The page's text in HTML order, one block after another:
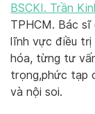
BSCKI. Trần
TPHCM. Bác sĩ
lĩnh vực điều trị
hóa, từng tư
trọng,phức tạp
và nội soi.